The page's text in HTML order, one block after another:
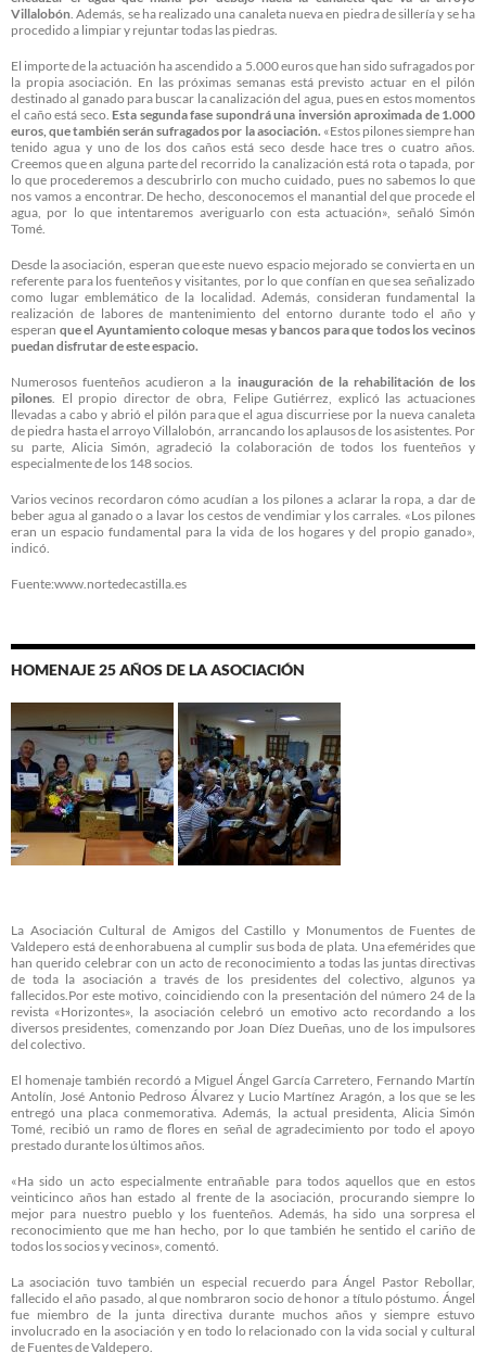
Villalobón . Además, se ha realizado una canaleta nueva en piedra de sillería y se ha
procedido a limpiar y rejuntar todas las piedras.
El importe de la actuación ha ascendido a 5.000 euros que han sido sufragados por
la propia asociación. En las próximas semanas está previsto actuar en el pilón
destinado al ganado para buscar la canalización del agua, pues en estos momentos
el caño está seco. Esta segunda fase supondrá una inversión aproximada de 1.000
euros, que también serán sufragados por la asociación. «Estos pilones siempre han
tenido agua y uno de los dos caños está seco desde hace tres o cuatro años.
Creemos que en alguna parte del recorrido la canalización está rota o tapada, por
lo que procederemos a descubrirlo con mucho cuidado, pues no sabemos lo que
nos vamos a encontrar. De hecho, desconocemos el manantial del que procede el
agua, por lo que intentaremos averiguarlo con esta actuación», señaló Simón
Tomé.
Desde la asociación, esperan que este nuevo espacio mejorado se convierta en un
referente para los fuenteños y visitantes, por lo que confían en que sea señalizado
como lugar emblemático de la localidad. Además, consideran fundamental la
realización de labores de mantenimiento del entorno durante todo el año y
esperan que el Ayuntamiento coloque mesas y bancos para que todos los vecinos
puedan disfrutar de este espacio.
Numerosos fuenteños acudieron a la inauguración de la rehabilitación de los
pilones . El propio director de obra, Felipe Gutiérrez, explicó las actuaciones
llevadas a cabo y abrió el pilón para que el agua discurriese por la nueva canaleta
de piedra hasta el arroyo Villalobón, arrancando los aplausos de los asistentes. Por
su parte, Alicia Simón, agradeció la colaboración de todos los fuenteños y
especialmente de los 148 socios.
Varios vecinos recordaron cómo acudían a los pilones a aclarar la ropa, a dar de
beber agua al ganado o a lavar los cestos de vendimiar y los carrales. «Los pilones
eran un espacio fundamental para la vida de los hogares y del propio ganado»,
indicó.
Fuente:www.nortedecastilla.es
HOMENAJE 25 AÑOS DE LA ASOCIACIÓN
La Asociación Cultural de Amigos del Castillo y Monumentos de Fuentes de
Valdepero está de enhorabuena al cumplir sus boda de plata. Una efemérides que
han querido celebrar con un acto de reconocimiento a todas las juntas directivas
de toda la asociación a través de los presidentes del colectivo, algunos ya
fallecidos.Por este motivo, coincidiendo con la presentación del número 24 de la
revista «Horizontes», la asociación celebró un emotivo acto recordando a los
diversos presidentes, comenzando por Joan Díez Dueñas, uno de los impulsores
del colectivo.
El homenaje también recordó a Miguel Ángel García Carretero, Fernando Martín
Antolín, José Antonio Pedroso Álvarez y Lucio Martínez Aragón, a los que se les
entregó una placa conmemorativa. Además, la actual presidenta, Alicia Simón
Tomé, recibió un ramo de flores en señal de agradecimiento por todo el apoyo
prestado durante los últimos años.
«Ha sido un acto especialmente entrañable para todos aquellos que en estos
veinticinco años han estado al frente de la asociación, procurando siempre lo
mejor para nuestro pueblo y los fuenteños. Además, ha sido una sorpresa el
reconocimiento que me han hecho, por lo que también he sentido el cariño de
todos los socios y vecinos», comentó.
La asociación tuvo también un especial recuerdo para Ángel Pastor Rebollar,
fallecido el año pasado, al que nombraron socio de honor a título póstumo. Ángel
fue miembro de la junta directiva durante muchos años y siempre estuvo
involucrado en la asociación y en todo lo relacionado con la vida social y cultural
de Fuentes de Valdepero.